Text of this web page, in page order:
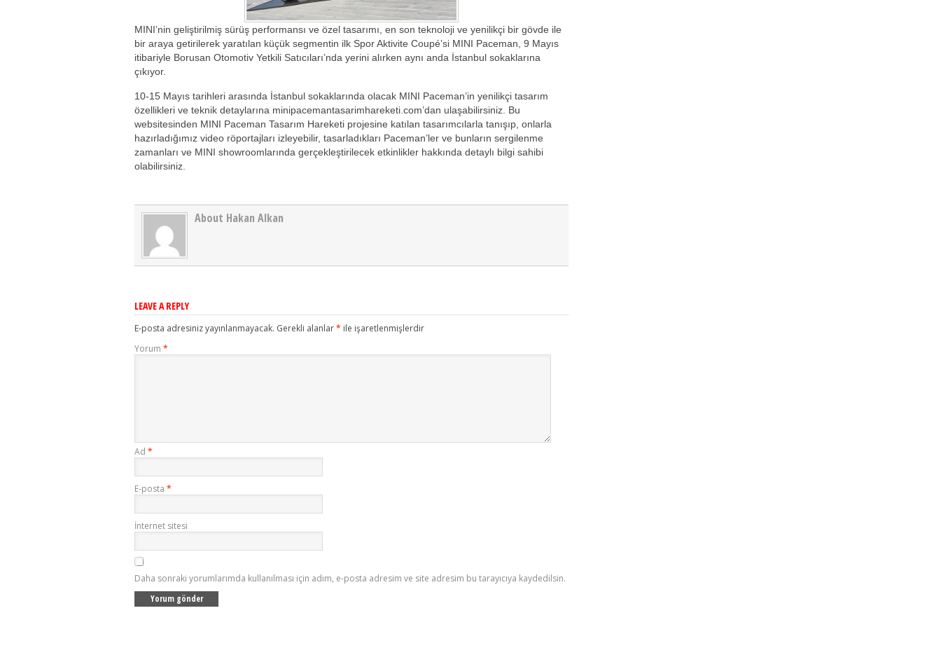
MINI’nin geliştirilmiş sürüş performansı ve özel tasarımı, en son teknoloji ve yenilikçi bir gövde ile
bir araya getirilerek yaratılan küçük segmentin ilk Spor Aktivite Coupé’si MINI Paceman, 9 Mayıs
itibariyle Borusan Otomotiv Yetkili Satıcıları’nda yerini alırken aynı anda İstanbul sokaklarına
çıkıyor.
10-15 Mayıs tarihleri arasında İstanbul sokaklarında olacak MINI Paceman’in yenilikçi tasarım
özellikleri ve teknik detaylarına minipacemantasarimhareketi.com’dan ulaşabilirsiniz. Bu
websitesinden MINI Paceman Tasarım Hareketi projesine katılan tasarımcılarla tanışıp, onlarla
hazırladığımız video röportajları izleyebilir, tasarladıkları Paceman’ler ve bunların sergilenme
zamanları ve MINI showroomlarında gerçekleştirilecek etkinlikler hakkında detaylı bilgi sahibi
olabilirsiniz.
About Hakan Alkan
LEAVE A REPLY
E-posta adresiniz yayınlanmayacak. Gerekli alanlar* ile işaretlenmişlerdir
Yorum *
Ad *
E-posta *
İnternet sitesi
Daha sonraki yorumlarımda kullanılması için adım, e-posta adresim ve site adresim bu tarayıcıya kaydedilsin.